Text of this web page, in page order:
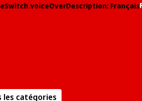
Français
les catégories